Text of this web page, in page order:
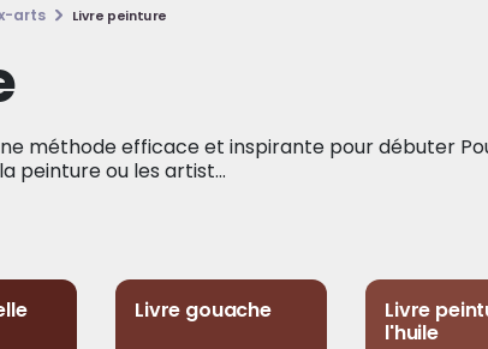
arts Livre peinture
méthode efficace et inspirante pour débuter
peinture ou les artist...
Livre gouache
Livre
l'huile